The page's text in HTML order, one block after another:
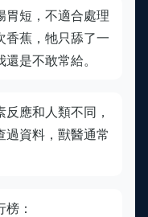
胃短，不適合處理
香蕉，牠只舔了一
是不敢常給。
應和人類不同，
過資料，獸醫通常
：